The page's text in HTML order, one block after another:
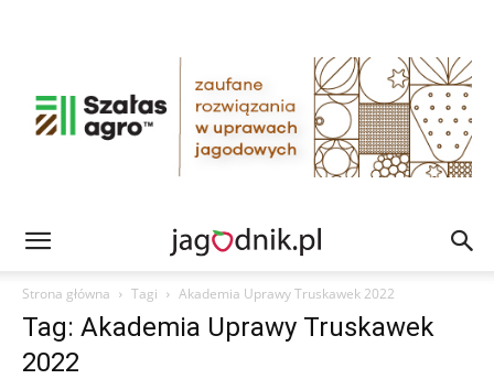
Strona główna Tagi Akademia Uprawy Truskawek 2022
Tag: Akademia Uprawy Truskawek
2022